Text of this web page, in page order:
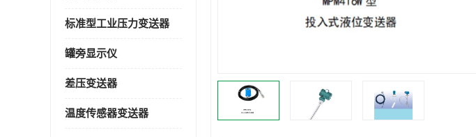
标准型工业压力变送器
罐旁显示仪
差压变送器
温度传感器变送器